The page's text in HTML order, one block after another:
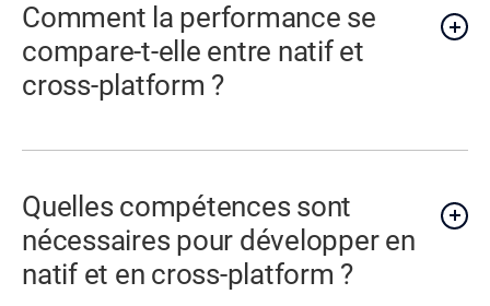
Comment la performance se
compare-t-elle entre natif et
cross-platform ?
Quelles compétences sont
nécessaires pour développer en
natif et en cross-platform ?